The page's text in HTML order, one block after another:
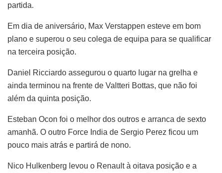
partida.
Em dia de aniversário, Max Verstappen esteve em bom
plano e superou o seu colega de equipa para se qualificar
na terceira posição.
Daniel Ricciardo assegurou o quarto lugar na grelha e
ainda terminou na frente de Valtteri Bottas, que não foi
além da quinta posição.
Esteban Ocon foi o melhor dos outros e arranca de sexto
amanhã. O outro Force India de Sergio Perez ficou um
pouco mais atrás e partirá de nono.
Nico Hulkenberg levou o Renault à oitava posição e a